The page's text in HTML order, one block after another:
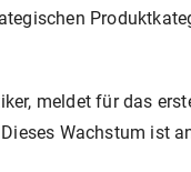
meldet für das
Wachstum ist